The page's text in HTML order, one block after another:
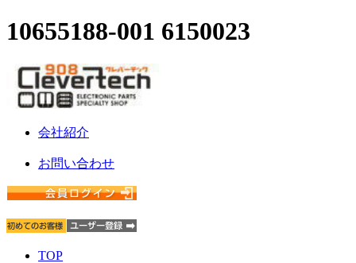
10655188-001 6150023
会社紹介
お問い合わせ
TOP